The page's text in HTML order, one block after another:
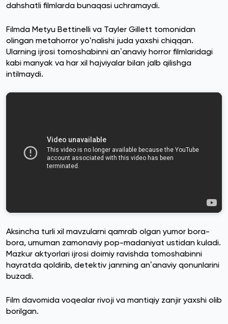
dahshatli filmlarda bunaqasi uchramaydi.
Filmda Metyu Bettinelli va Tayler Gillett tomonidan
olingan metahorror yoʻnalishi juda yaxshi chiqqan.
Ularning ijrosi tomoshabinni anʼanaviy horror filmlaridagi
kabi manyak va har xil hajviyalar bilan jalb qilishga
intilmaydi.
Aksincha turli xil mavzularni qamrab olgan yumor bora-
bora, umuman zamonaviy pop-madaniyat ustidan kuladi.
Mazkur aktyorlari ijrosi doimiy ravishda tomoshabinni
hayratda qoldirib, detektiv janrning anʼanaviy qonunlarini
buzadi.
Film davomida voqealar rivoji va mantiqiy zanjir yaxshi olib
borilgan.